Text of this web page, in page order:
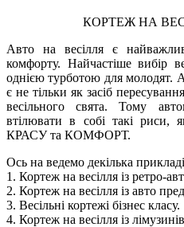
КОРТЕЖ НА
Авто на весілля є
комфорту. Найчастіше вибір
однією турботою для молодят.
є не тільки як засіб
весільного свята. Тому
втілювати в собі такі
КРАСУ та КОМФОРТ.
Ось на ведемо декілька
1. Кортеж на весілля із ретро-
2. Кортеж на весілля із авто
3. Весільні кортежі бізнес класу.
4. Кортеж на весілля із